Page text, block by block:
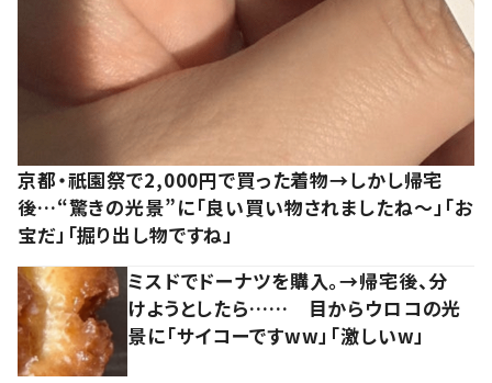
京都・祇園祭で2,000円で買った着物→しかし帰宅
後…“驚きの光景”に「良い買い物されましたね～」「お
宝だ」「掘り出し物ですね」
ミスドでドーナツを購入。→帰宅後、分
けようとしたら…… 目からウロコの光
景に「サイコーですww」「激しいw」